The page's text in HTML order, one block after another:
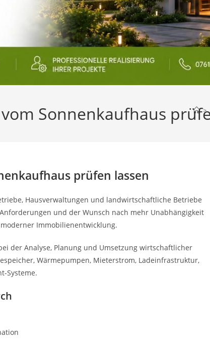
Sonnenkaufhaus >
prüfen lassen
Hausverwaltungen und landwirtschaftliche Betriebe
und der Wunsch nach mehr Unabhängigkeit
Immobilienentwicklung.
der Analyse, Planung und Umsetzung wirtschaftlicher
Wärmepumpen, Mieterstrom, Ladeinfrastruktur,
Systeme.